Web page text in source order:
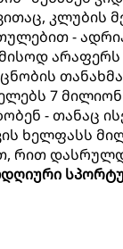
კლუბის
-
არაფერს
7
- თანაც
ხელფასს
რით